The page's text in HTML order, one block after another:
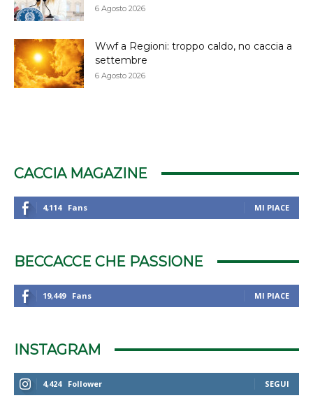
6 Agosto 2026
Wwf a Regioni: troppo caldo, no caccia a
settembre
6 Agosto 2026
CACCIA MAGAZINE
4,114 Fans MI PIACE
BECCACCE CHE PASSIONE
19,449 Fans MI PIACE
INSTAGRAM
4,424 Follower SEGUI